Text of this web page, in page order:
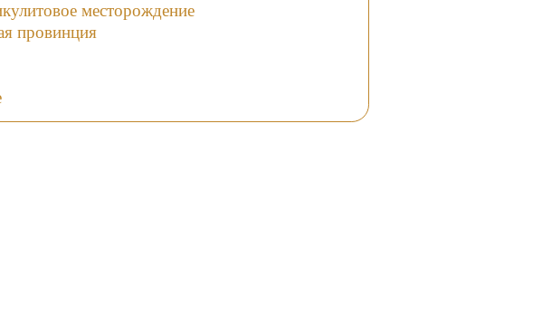
месторождение
провинция